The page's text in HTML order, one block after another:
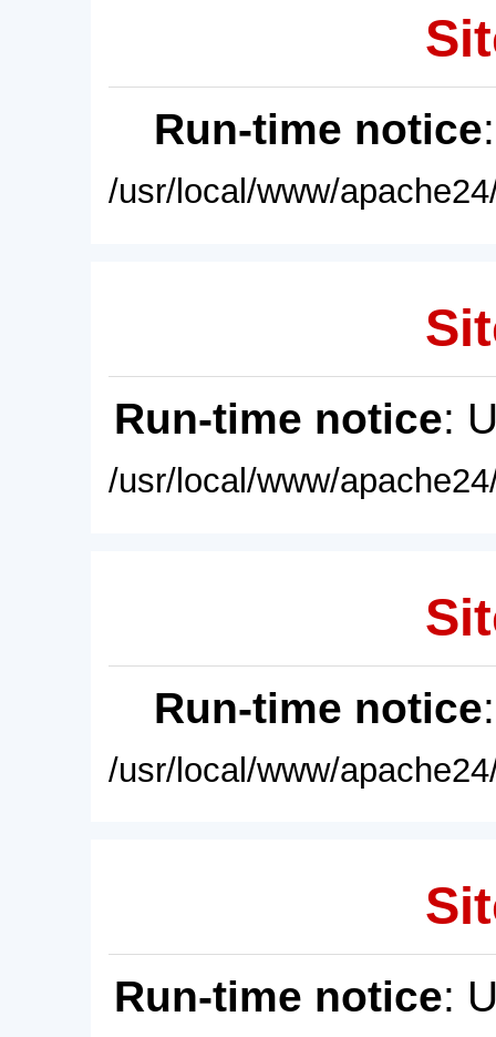
Run-time notice
/usr/local/www/
Run-time notice:
/usr/local/www/
Run-time notice
/usr/local/www/
Run-time notice: